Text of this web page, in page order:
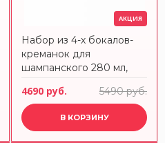
АКЦИЯ
Набор из 4-х бокалов-
креманок для
шампанского 280 мл,
Special, 123620, SCHOTT
ZWIESEL
4690 руб. 5490 руб.
В КОРЗИНУ